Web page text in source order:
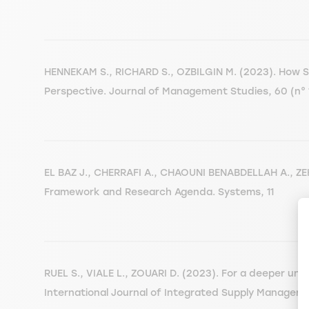
HENNEKAM S., RICHARD S., OZBILGIN M. (2023).
Perspective. Journal of Management Studies, 60 (n°
EL BAZ J., CHERRAFI A., CHAOUNI BENABDELLAH
Framework and Research Agenda. Systems, 11
RUEL S., VIALE L., ZOUARI D. (2023). For a deeper
International Journal of Integrated Supply